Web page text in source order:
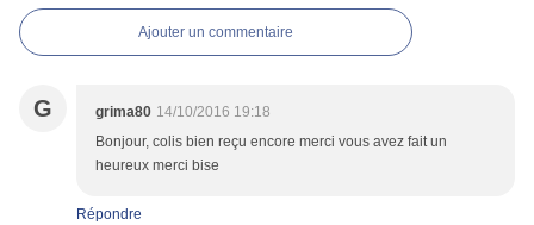
Ajouter un commentaire
G grima80 14/10/2016 19:18
Bonjour, colis bien reçu encore merci vous avez fait un
heureux merci bise
Répondre